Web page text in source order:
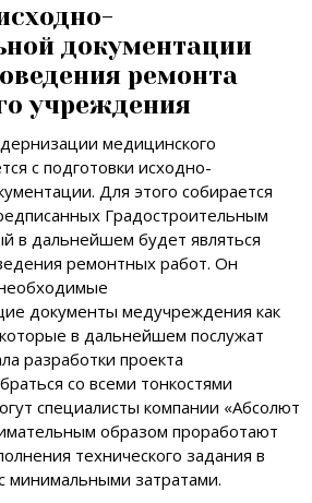
документации
ремонта
учреждения
медицинского
с подготовки исходно-
Для этого собирается
Градостроительным
в дальнейшем будет являться
ремонтных работ. Он
документы медучреждения как
в дальнейшем послужат
разработки проекта
со всеми тонкостями
специалисты компании «Абсолют
образом проработают
технического задания в
минимальными затратами.